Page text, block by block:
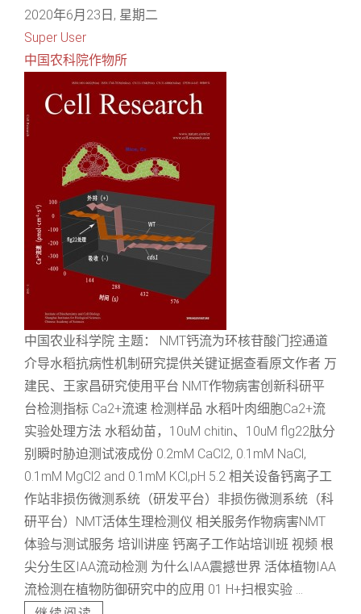
2020年6月23日, 星期二
Super User
中国农科院作物所
中国农业科学院 主题： NMT钙流为环核苷酸门控通道
介导水稻抗病性机制研究提供关键证据查看原文作者 万
建民、王家昌研究使用平台 NMT作物病害创新科研平
台检测指标 Ca2+流速 检测样品 水稻叶肉细胞Ca2+流
实验处理方法 水稻幼苗，10uM chitin、10uM flg22肽分
别瞬时胁迫测试液成份 0.2mM CaCl2, 0.1mM NaCl,
0.1mM MgCl2 and 0.1mM KCl,pH 5.2 相关设备钙离子工
作站非损伤微测系统（研发平台）非损伤微测系统（科
研平台）NMT活体生理检测仪 相关服务作物病害NMT
体验与测试服务 培训讲座 钙离子工作站培训班 视频 根
尖分生区IAA流动检测 为什么IAA震撼世界 活体植物IAA
流检测在植物防御研究中的应用 01 H+扫根实验 ...